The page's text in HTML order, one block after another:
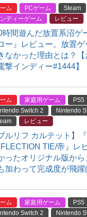
ム PCゲーム
Steam
ディーゲーム
レビュー
時間遊んだ放置系沼ゲ
ー』レビュー。放置
なかった理由とは？
撃インディー#1444】
ム 家庭用ゲーム
PS5
Switch 2
Nintendo
レビュー
ルリフ カルテット】
TIE/帝』レ
ったオリジナル版か
加わって完成度が飛躍
ム 家庭用ゲーム
PS5
Switch 2
Nintendo